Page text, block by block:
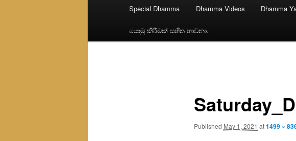
Special Dhamma Dhamma Videos Dhamma
යොමු කිරීමක් සහිත භාවනා.
Published May 1, 2021 at1499 ×